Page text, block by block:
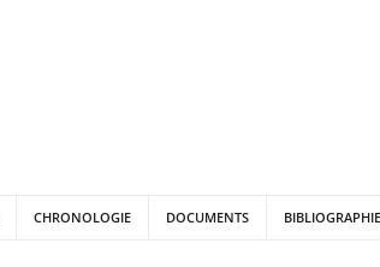
CHRONOLOGIE DOCUMENTS